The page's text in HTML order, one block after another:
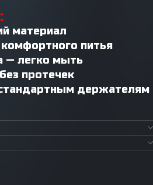
материал
питья
— легко мыть
протечек
держателям